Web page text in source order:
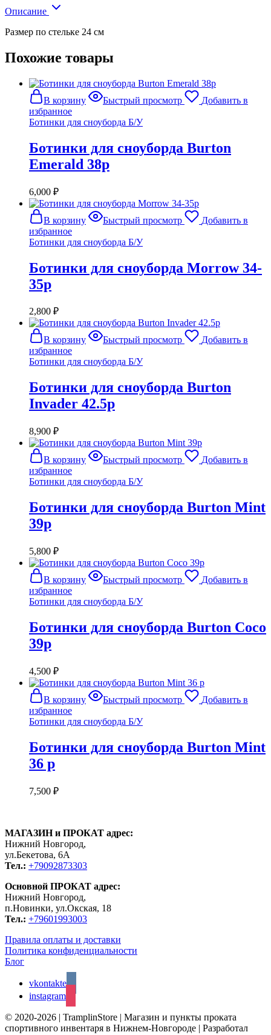
Описание
Размер по стельке 24 см
Похожие товары
В корзину Быстрый просмотр
Добавить в
избранное
Ботинки для сноуборда Б/У
Ботинки для сноуборда Burton
Emerald 38р
6,000 ₽
В корзину Быстрый просмотр
Добавить в
избранное
Ботинки для сноуборда Б/У
Ботинки для сноуборда Morrow 34-
35р
2,800 ₽
В корзину Быстрый просмотр
Добавить в
избранное
Ботинки для сноуборда Б/У
Ботинки для сноуборда Burton
Invader 42.5р
8,900 ₽
В корзину Быстрый просмотр
Добавить в
избранное
Ботинки для сноуборда Б/У
Ботинки для сноуборда Burton Mint
39р
5,800 ₽
В корзину Быстрый просмотр
Добавить в
избранное
Ботинки для сноуборда Б/У
Ботинки для сноуборда Burton Coco
39р
4,500 ₽
В корзину Быстрый просмотр
Добавить в
избранное
Ботинки для сноуборда Б/У
Ботинки для сноуборда Burton Mint
36 р
7,500 ₽
МАГАЗИН и ПРОКАТ адрес:
Нижний Новгород,
ул.Бекетова, 6А
Тел.: +79092873303
Основной ПРОКАТ адрес:
Нижний Новгород,
п.Новинки, ул.Окская, 18
Тел.: +79601993003
Правила оплаты и доставки
Политика конфиденциальности
Блог
vkontakte
instagram
© 2020-2026 | TramplinStore | Магазин и пункты проката
спортивного инвентаря в Нижнем-Новгороде | Разработал